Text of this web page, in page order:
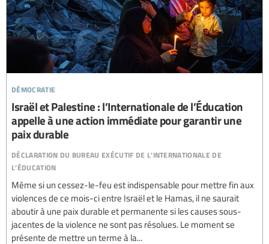
démocratie
Israël et Palestine : l’Internationale de l’Éducation
appelle à une action immédiate pour garantir une
paix durable
déclaration du bureau exécutif de l’internationale de
l’éducation
Même si un cessez-le-feu est indispensable pour mettre fin aux
violences de ce mois-ci entre Israël et le Hamas, il ne saurait
aboutir à une paix durable et permanente si les causes sous-
jacentes de la violence ne sont pas résolues. Le moment se
présente de mettre un terme à la...